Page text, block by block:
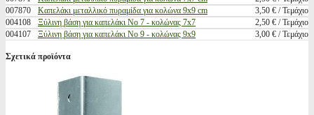
007870
Καπελάκι μεταλλικό πυραμίδα για κολώνα 9x9 cm
3,50 € / Τεμάχιο
004108
Ξύλινη βάση για καπελάκι Νο 7 - κολώνας 7x7
2,50 € / Τεμάχιο
004107
Ξύλινη βάση για καπελάκι Νο 9 - κολώνας 9x9 3,00 € / Τεμάχιο
Σχετικά προϊόντα